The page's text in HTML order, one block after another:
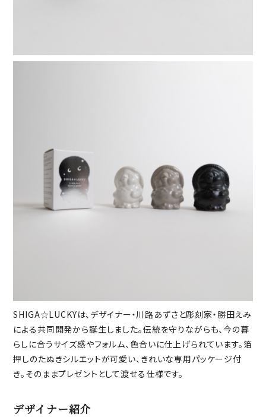
SHIGA☆LUCKYは、デザイナー・川路あずさと彫刻家・勝田えみ
による共同開発から誕生しました。伝統を守りながらも、今の暮
らしに合うサイズ感やフォルム、色合いに仕上げられています。箔
押しのたぬきシルエットが可愛い、きれいな専用パッケージ付
き。そのままプレゼントとして渡せる仕様です。
デザイナー紹介